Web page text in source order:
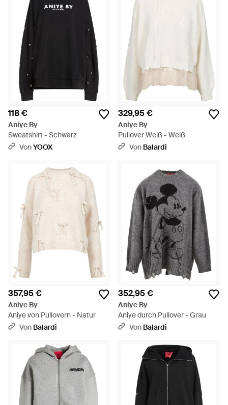
118 €
Aniye By
Sweatshirt - Schwarz
VonYOOX
329,95 €
Aniye By
Pullover Weiß - Weiß
Von Balardi
357,95 €
Aniye By
Aniye von Pullovern - Natur
Von Balardi
352,95 €
Aniye By
Aniye durch Pullover - Grau
Von Balardi